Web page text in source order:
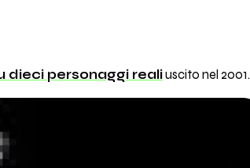
dieci personaggi realiuscito nel 2001.